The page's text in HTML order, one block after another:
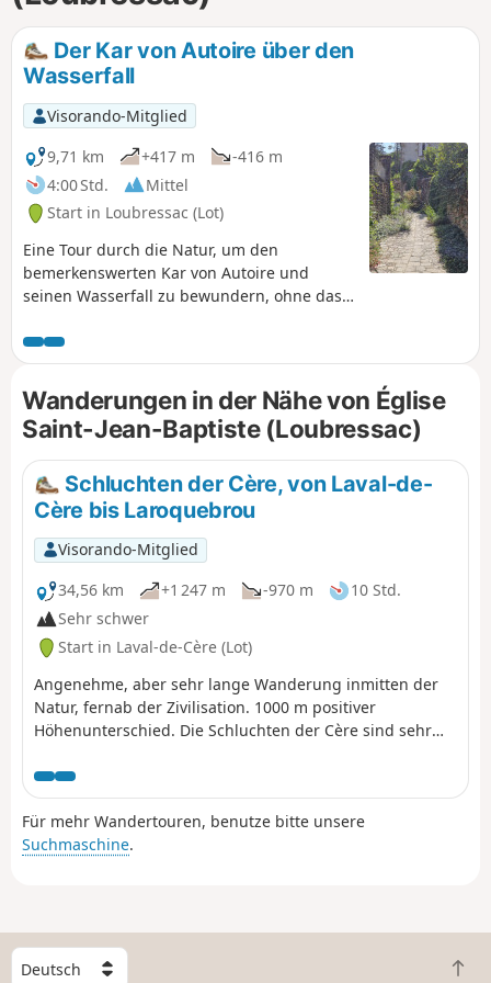
Der Kar von Autoire über den
Wasserfall
Visorando-Mitglied
9,71 km
+417 m
-416 m
4:00 Std.
Mittel
Start in Loubressac (Lot)
Eine Tour durch die Natur, um den
bemerkenswerten Kar von Autoire und
seinen Wasserfall zu bewundern, ohne das
das in die Felswand eingebettet ist.
Wanderungen in der Nähe von Église
Saint-Jean-Baptiste (Loubressac)
Schluchten der Cère, von Laval-de-
Cère bis Laroquebrou
Visorando-Mitglied
34,56 km
+1 247 m -970 m
10 Std.
Sehr schwer
Start in Laval-de-Cère (Lot)
Angenehme, aber sehr lange Wanderung inmitten der
Natur, fernab der Zivilisation. 1000 m positiver
Höhenunterschied. Die Schluchten der Cère sind sehr
mit dem Zug erreichbar. Die Wanderung verläuft fast
ausschließlich im Schatten, sodass die Bäume meist die
Aussicht versperren. Eher im Frühling oder Herbst zu
empfehlen?
Für mehr Wandertouren, benutze bitte unsere
Suchmaschine.
W
Z